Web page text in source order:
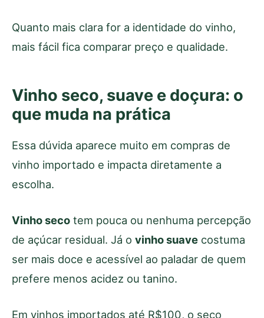
Quanto mais clara for a identidade do vinho,
mais fácil fica comparar preço e qualidade.
Vinho seco, suave e doçura: o
que muda na prática
Essa dúvida aparece muito em compras de
vinho importado e impacta diretamente a
escolha.
Vinho seco tem pouca ou nenhuma percepção
de açúcar residual. Já o vinho suave costuma
ser mais doce e acessível ao paladar de quem
prefere menos acidez ou tanino.
Em vinhos importados até R$100, o seco